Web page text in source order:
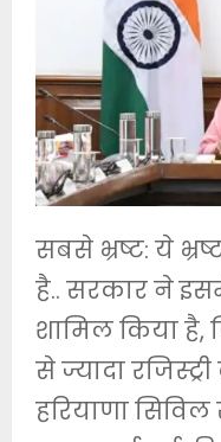
सबसे भ्रष्ट: ये
है.. सरकार ने
शामिल किया है,
से ज्यादा
हरियाणा